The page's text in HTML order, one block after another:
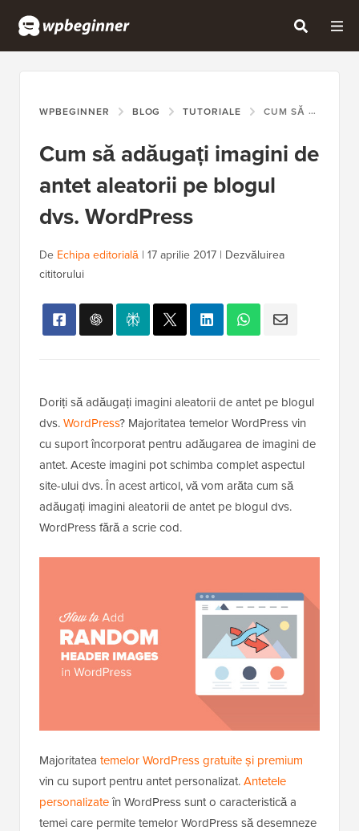
WPBEGINNER BLOG TUTORIALE CUM SĂ ADĂUGAȚI IMAGINI DE ANTET ALEATORII PE BLOGUL DVS. WORDPRESS
Cum să adăugați imagini de
antet aleatorii pe blogul
dvs. WordPress
De Echipa editorială | 17 aprilie 2017 | Dezvăluirea
cititorului
Doriți să adăugați imagini aleatorii de antet pe blogul
dvs.WordPress? Majoritatea temelor WordPress vin
cu suport încorporat pentru adăugarea de imagini de
antet. Aceste imagini pot schimba complet aspectul
site-ului dvs. În acest articol, vă vom arăta cum să
adăugați imagini aleatorii de antet pe blogul dvs.
WordPress fără a scrie cod.
Majoritatea temelor WordPress gratuite și premium
vin cu suport pentru antet personalizat.Antetele
personalizateîn WordPress sunt o caracteristică a
temei care permite temelor WordPress să desemneze